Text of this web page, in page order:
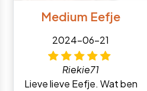
Medium Eefje
2024-06-21
Riekie71
Lieve lieve Eefje. Wat ben